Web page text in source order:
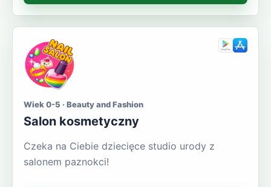
Wiek 0-5 · Beauty and Fashion
Salon kosmetyczny
Czeka na Ciebie dziecięce studio urody z
salonem paznokci!